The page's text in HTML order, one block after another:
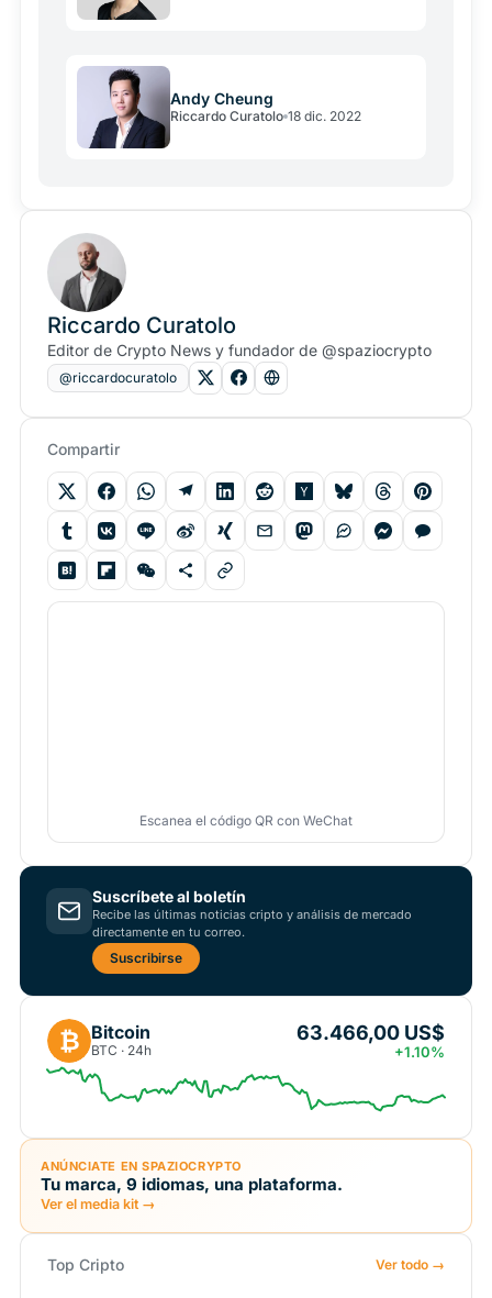
Andy Cheung
Riccardo Curatolo 18 dic. 2022
Riccardo Curatolo
Editor de Crypto News y fundador de @spaziocrypto
@riccardocuratolo
Compartir
Escanea el código QR con WeChat
Suscríbete al boletín
Recibe las últimas noticias cripto y análisis de mercado
directamente en tu correo.
Suscribirse
₿ Bitcoin
BTC · 24h
63.466,00 US$
+1.10%
ANÚNCIATE EN SPAZIOCRYPTO
Tu marca, 9 idiomas, una plataforma.
Ver el media kit →
Top Cripto Ver todo →